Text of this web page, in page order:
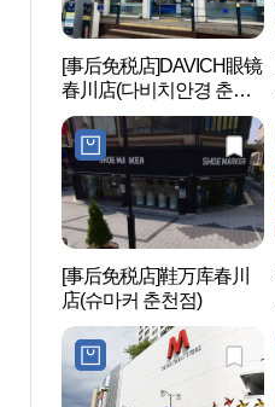
[事后免税店]DAVICH眼镜
春川店(다비치안경 춘천
점)
[事后免税店]鞋万库春川
店(슈마커 춘천점)